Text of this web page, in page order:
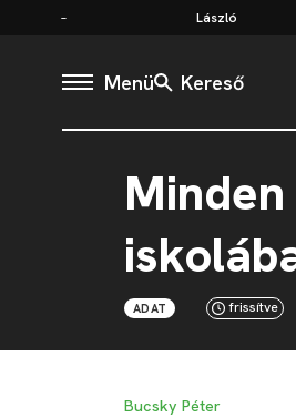
László
Menü Kereső
ADAT frissítve
Bucsky Péter